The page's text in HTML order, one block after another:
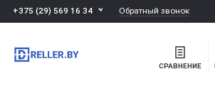
+375 (29) 569 16 34 Обратный звонок
СРАВНЕНИЕ